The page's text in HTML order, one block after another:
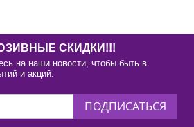
СКИДКИ!!!
на наши новости, чтобы быть в
и акций.
ПОДПИСАТЬСЯ